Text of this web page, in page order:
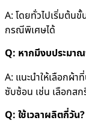
A: โดยทั่วไปเริ่มต้น
กรณีพิเศษได้
Q: หากมีงบประมา
A: แนะนำให้เลือกผ้า
ซับซ้อน เช่น เลือกส
Q: ใช้เวลาผลิตกี่วัน?